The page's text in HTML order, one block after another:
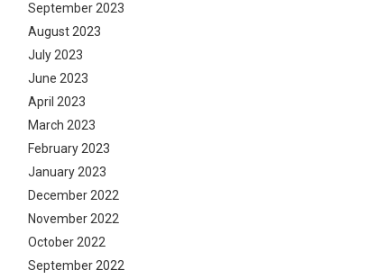
September 2023
August 2023
July 2023
June 2023
April 2023
March 2023
February 2023
January 2023
December 2022
November 2022
October 2022
September 2022